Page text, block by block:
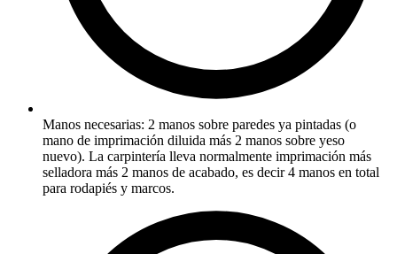
Manos necesarias: 2 manos sobre paredes ya pintadas (o
mano de imprimación diluida más 2 manos sobre yeso
nuevo). La carpintería lleva normalmente imprimación más
selladora más 2 manos de acabado, es decir 4 manos en total
para rodapiés y marcos.